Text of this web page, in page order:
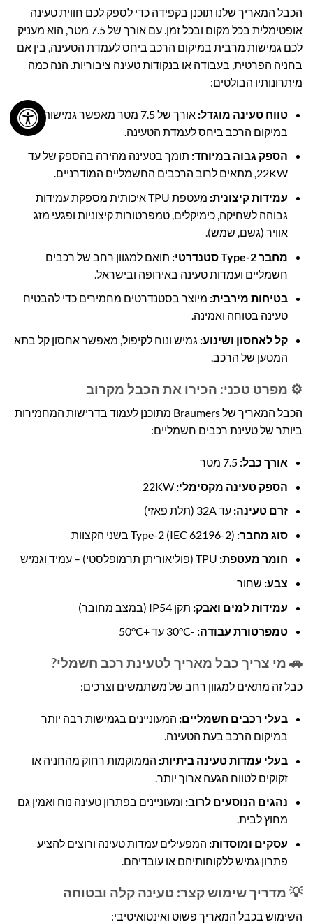
הכבל המאריך שלנו תוכנן בקפידה כדי לספק לכם חווית טעינה
אופטימלית בכל מקום ובכל זמן. עם אורך של 7.5 מטר, הוא מעניק
לכם גמישות מרבית במיקום הרכב ביחס לעמדת הטעינה, בין אם
בחניה הפרטית, בעבודה או בנקודות טעינה ציבוריות. הנה כמה
מיתרונותיו הבולטים:
טווח טעינה מוגדל:
אורך של 7.5 מטר מאפשר גמישות רבה
במיקום הרכב ביחס לעמדת הטעינה.
הספק גבוה במיוחד: תומך בטעינה מהירה בהספק של עד
22KW, מתאים לרוב הרכבים החשמליים המודרניים.
עמידות קיצונית:
מעטפת TPU איכותית מספקת עמידות
גבוהה לשחיקה, כימיקלים, טמפרטורות קיצוניות ופגעי מזג
אוויר (גשם, שמש).
מחבר Type-2 סטנדרטי:
תואם למגוון רחב של רכבים
חשמליים ועמדות טעינה באירופה ובישראל.
בטיחות מירבית: מיוצר בסטנדרטים מחמירים כדי להבטיח
טעינה בטוחה ואמינה.
קל לאחסון ושינוע: גמיש ונוח לקיפול, מאפשר אחסון קל בתא
המטען של הרכב.
⚙️ מפרט טכני: הכירו את הכבל מקרוב
הכבל המאריך של Braumers מתוכנן לעמוד בדרישות המחמירות
ביותר של טעינת רכבים חשמליים:
אורך כבל:
הספק טעינה מקסימלי:
זרם טעינה: עד 32A (תלת פאזי)
סוג מחבר:
חומר מעטפת:
צבע: שחור
עמידות למים ואבק: תקן IP54 (במצב מחובר)
טמפרטורת עבודה: -30°C עד +50°C
🚗 מי צריך כבל מאריך לטעינת רכב חשמלי?
כבל זה מתאים למגוון רחב של משתמשים וצרכים:
בעלי רכבים חשמליים: המעוניינים בגמישות רבה יותר
במיקום הרכב בעת הטעינה.
בעלי עמדות טעינה ביתיות: הממוקמות רחוק מהחניה או
זקוקים לטווח הגעה ארוך יותר.
נהגים הנוסעים לרוב: ומעוניינים בפתרון טעינה נוח ואמין גם
מחוץ לבית.
עסקים ומוסדות: המפעילים עמדות טעינה ורוצים להציע
פתרון גמיש ללקוחותיהם או עובדיהם.
💡 מדריך שימוש קצר: טעינה קלה ובטוחה
השימוש בכבל המאריך פשוט ואינטואיטיבי: